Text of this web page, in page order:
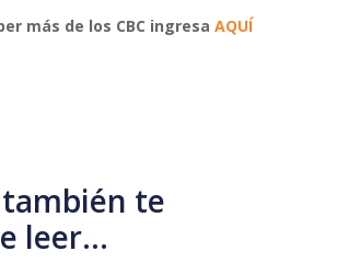
más de los CBC ingresa AQUÍ
también te
leer…